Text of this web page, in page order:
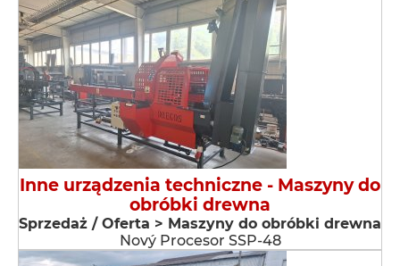
Inne urządzenia techniczne - Maszyny do
obróbki drewna
Sprzedaż / Oferta > Maszyny do obróbki drewna
Nový Procesor SSP-48